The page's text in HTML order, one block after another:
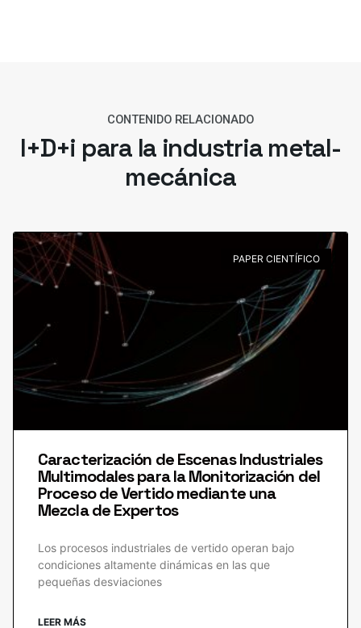
CONTENIDO RELACIONADO
I+D+i para la industria metal-
mecánica
PAPER CIENTÍFICO
Caracterización de Escenas Industriales
Multimodales para la Monitorización del
Proceso de Vertido mediante una
Mezcla de Expertos
Los procesos industriales de vertido operan bajo
condiciones altamente dinámicas en las que
pequeñas desviaciones
LEER MÁS